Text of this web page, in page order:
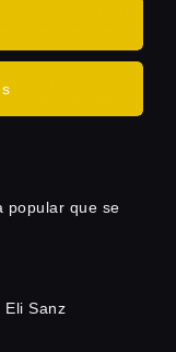
popular que se
Eli Sanz